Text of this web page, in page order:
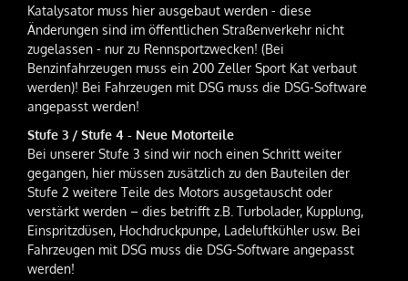
Katalysator muss hier ausgebaut werden - diese
Änderungen sind im öffentlichen Straßenverkehr nicht
zugelassen - nur zu Rennsportzwecken! (Bei
Benzinfahrzeugen muss ein 200 Zeller Sport Kat verbaut
werden)! Bei Fahrzeugen mit DSG muss die DSG-Software
angepasst werden!
Stufe 3 / Stufe 4 - Neue Motorteile
Bei unserer Stufe 3 sind wir noch einen Schritt weiter
gegangen, hier müssen zusätzlich zu den Bauteilen der
Stufe 2 weitere Teile des Motors ausgetauscht oder
verstärkt werden – dies betrifft z.B. Turbolader, Kupplung,
Einspritzdüsen, Hochdruckpunpe, Ladeluftkühler usw. Bei
Fahrzeugen mit DSG muss die DSG-Software angepasst
werden!